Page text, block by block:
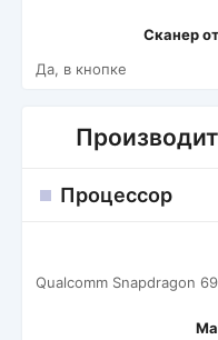
Сканер
Да, в кнопке
Процессор
Qualcomm Snapdragon